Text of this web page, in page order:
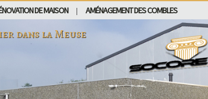
DE MAISON AMÉNAGEMENT DES COMBLES
dans la Meuse